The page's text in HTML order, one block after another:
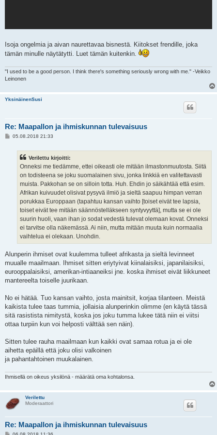
Isoja ongelmia ja aivan naurettavaa bisnestä. Kiitokset frendille, joka
tämän minulle näytätytti. Luet tämän kuitenkin.
"I used to be a good person. I think there's something seriously wrong with me." -Veikko
Leinonen
YksinäinenSusi
Re: Maapallon ja ihmiskunnan tulevaisuus
V05.08.2018 21:33
Verilettu kirjoitti:
Onneksi me tiedämme, ettei oikeasti ole mitään ilmastonmuutosta. Siitä
on todisteena se joku suomalainen sivu, jonka linkkiä en valitettavasti
muista. Pakkohan se on silloin totta. Huh. Ehdin jo säikähtää että esim.
Afrikan kuivuudet olisivat pysyvä ilmiö ja sieltä saapuu himpan verran
porukkaa Europpaan (tapahtuu kansan vaihto [toiset eivät tee lapsia,
toiset eivät tee mitään säännöstelläkseen syntyvyyttä], mutta se ei ole
suurin huoli, vaan ihan jo sodat vedestä tulevat olemaan kovat. Onneksi
ei tarvitse olla näkemässä. Ai niin, mutta mitään muuta kuin normaalia
vaihtelua ei olekaan. Unohdin.
Alunperin ihmiset ovat kuulemma tulleet afrikasta ja sieltä levinneet
muualle maailmaan. Ihmiset sitten eriytyivat kiinalaisiksi, japanilaisiksi,
eurooppalaisiksi, amerikan-intiaaneiksi jne. koska ihmiset eivät liikkuneet
mantereelta toiselle juurikaan.
No ei hätää. Tuo kansan vaihto, josta mainitsit, korjaa tilanteen. Meistä
kaikista tulee taas tummia, jollaisia alunperinkin olimme (en käytä tässä
sitä rasistista nimitystä, koska jos joku tumma lukee tätä niin ei viitsi
ottaa turpiin kun voi helposti välttää sen näin).
Sitten tulee rauha maailmaan kun kaikki ovat samaa rotua ja ei ole
aihetta epäillä että joku olisi valkoinen
ja pahantahtoinen muukalainen.
Ihmisellä on oikeus yksilönä - määrätä oma kohtalonsa.
Verilettu
Moderaattori
Re: Maapallon ja ihmiskunnan tulevaisuus
V